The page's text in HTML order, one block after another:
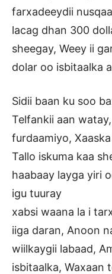
farxadeeydii
lacag dhan 300
sheegay, Weey ii
dolar oo isbitaalka
Sidii baan ku soo
Telfankii aan
furdaamiyo,
Tallo iskuma kaa
haabaay layga yiri
igu tuuray
xabsi waana la i
iiga daran, Anoon
wiilkaygii labaad,
isbitaalka, Waxaan